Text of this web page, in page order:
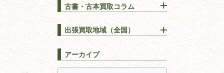
漢方・鍼灸・東洋医学
易学・占い
スピリチュアル・
古書・古本買取コラム
りOK！効率的に売る方法
長島書店の便利な買取サービ
ス
【持ち込み買取】店頭で簡単
出張買取地域（全国）
千葉県
神奈川県
アーカイブ